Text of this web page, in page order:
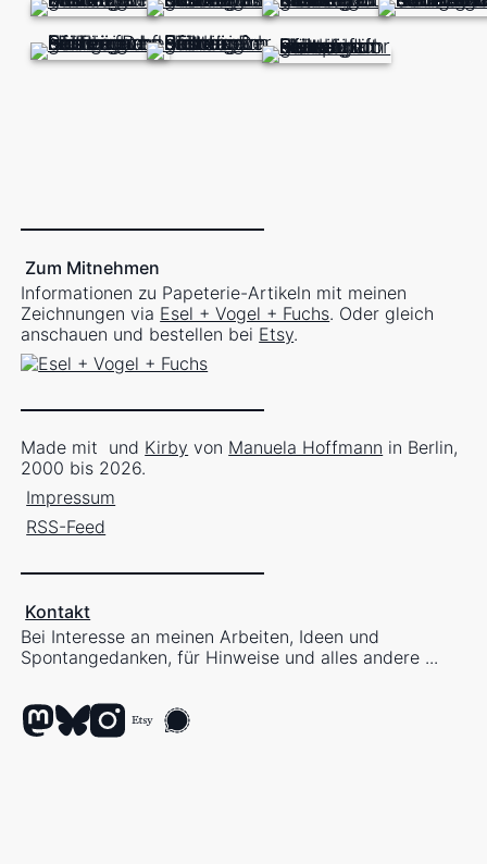
Zum Mitnehmen
Informationen zu Papeterie-Artikeln mit meinen
Zeichnungen via Esel + Vogel + Fuchs. Oder gleich
anschauen und bestellen bei Etsy.
Made mit und Kirby von Manuela Hoffmann in Berlin,
2000 bis 2026.
Impressum
RSS-Feed
Kontakt
Bei Interesse an meinen Arbeiten, Ideen und
Spontangedanken, für Hinweise und alles andere ...